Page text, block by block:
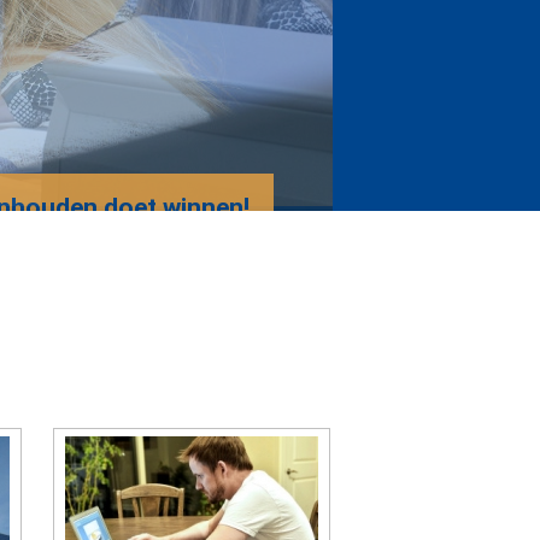
doet winnen!